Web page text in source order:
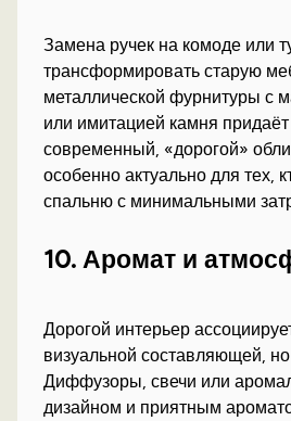
Замена ручек на комоде или
трансформировать старую
металлической фурнитуры с
или имитацией камня
современный, «дорогой»
особенно актуально для тех,
спальню с минимальными
10. Аромат и
Дорогой интерьер
визуальной составляющей,
Диффузоры, свечи или
дизайном и приятным